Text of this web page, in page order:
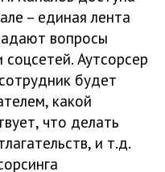
– единая лента
вопросы
Аутсорсер
будет
какой
что делать
и т.д.